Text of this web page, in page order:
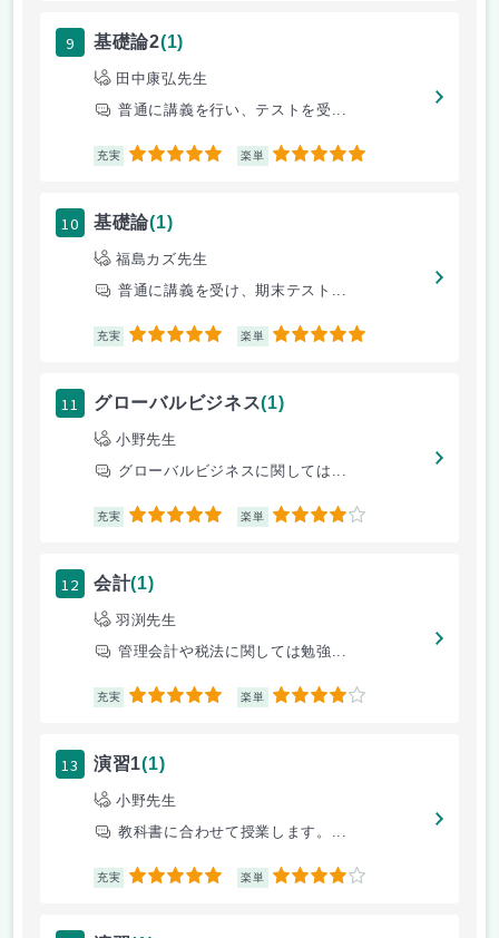
9 基礎論2(1)
田中康弘先生
普通に講義を行い、テストを受...
充実 5 楽単 5
10 基礎論(1)
福島カズ先生
普通に講義を受け、期末テスト...
充実 5 楽単 5
11 グローバルビジネス(1)
小野先生
グローバルビジネスに関しては...
充実 5 楽単 4
12 会計(1)
羽渕先生
管理会計や税法に関しては勉強...
充実 5 楽単 4
13 演習1(1)
小野先生
教科書に合わせて授業します。...
充実 5 楽単 4